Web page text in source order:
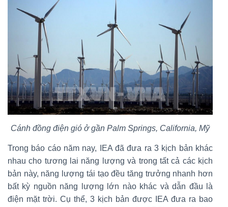
Cánh đồng điện gió ở gần Palm Springs, California, Mỹ
Trong báo cáo năm nay, IEA đã đưa ra 3 kịch bản khác
nhau cho tương lai năng lượng và trong tất cả các kịch
bản này, năng lượng tái tạo đều tăng trưởng nhanh hơn
bất kỳ nguồn năng lượng lớn nào khác và dẫn đầu là
điện mặt trời. Cụ thể, 3 kịch bản được IEA đưa ra bao